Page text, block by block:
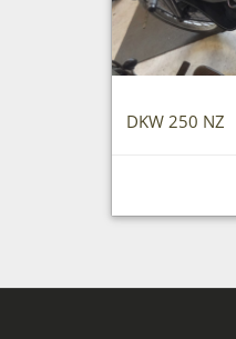
DKW 250 NZ